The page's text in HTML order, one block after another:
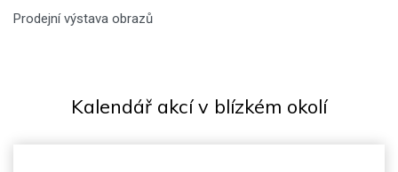
Prodejní výstava obrazů
Kalendář akcí v blízkém okolí